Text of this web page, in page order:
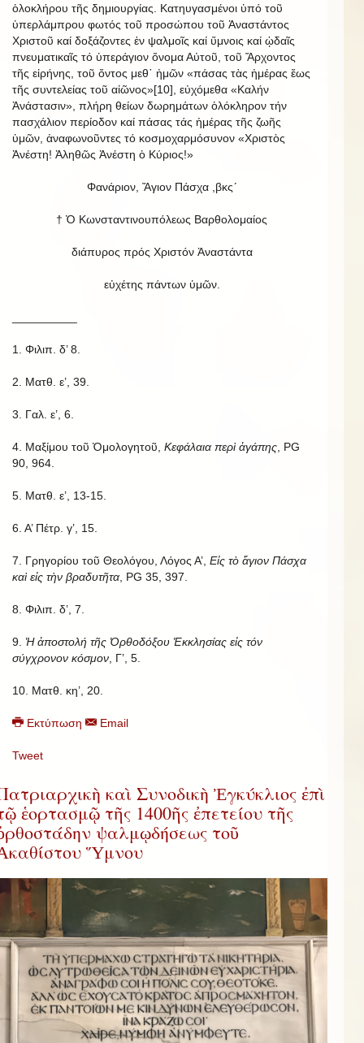
ὁλοκλήρου τῆς δημιουργίας. Κατηυγασμένοι ὑπό τοῦ
ὑπερλάμπρου φωτός τοῦ προσώπου τοῦ Ἀναστάντος
Χριστοῦ καί δοξάζοντες ἐν ψαλμοῖς καί ὕμνοις καί ᾠδαῖς
πνευματικαῖς τό ὑπεράγιον ὄνομα Αὐτοῦ, τοῦ Ἄρχοντος
τῆς εἰρήνης, τοῦ ὄντος μεθ᾿ ἡμῶν «πάσας τὰς ἡμέρας ἕως
τῆς συντελείας τοῦ αἰῶνος»[10], εὐχόμεθα «Καλήν
Ἀνάστασιν», πλήρη θείων δωρημάτων ὁλόκληρον τήν
πασχάλιον περίοδον καί πάσας τάς ἡμέρας τῆς ζωῆς
ὑμῶν, ἀναφωνοῦντες τό κοσμοχαρμόσυνον «Χριστὸς
Ἀνέστη! Ἀληθῶς Ἀνέστη ὁ Κύριος!»
Φανάριον, Ἅγιον Πάσχα ,βκς´
† Ὁ Κωνσταντινουπόλεως Βαρθολομαίος
διάπυρος πρός Χριστόν Ἀναστάντα
εὐχέτης πάντων ὑμῶν.
1. Φιλιπ. δ’ 8.
2. Ματθ. ε’, 39.
3. Γαλ. ε’, 6.
4. Μαξίμου τοῦ Ὁμολογητοῦ, Κεφάλαια περὶ ἀγάπης , PG
90, 964.
5. Ματθ. ε’, 13-15.
6. Α’ Πέτρ. γ’, 15.
7. Γρηγορίου τοῦ Θεολόγου, Λόγος Α’, Εἰς τὸ ἅγιον Πάσχα
καὶ εἰς τὴν βραδυτῆτα , PG 35, 397.
8. Φιλιπ. δ’, 7.
9. Ἡ ἀποστολή τῆς Ὀρθοδόξου Ἐκκλησίας εἰς τόν
σύγχρονον κόσμον , Γ’, 5.
10. Ματθ. κη’, 20.
Εκτύπωση Email
Tweet
καὶ Συνοδικὴ Ἐγκύκλιος ἐπὶ
ἑορτασμῷ τῆς 1400ῆς ἐπετείου τῆς
ψαλμῳδήσεως τοῦ
Ὕμνου